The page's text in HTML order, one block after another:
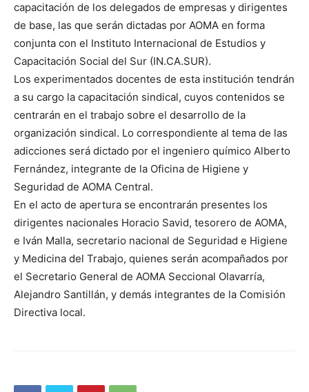
capacitación de los delegados de empresas y dirigentes
de base, las que serán dictadas por AOMA en forma
conjunta con el Instituto Internacional de Estudios y
Capacitación Social del Sur (IN.CA.SUR).
Los experimentados docentes de esta institución tendrán
a su cargo la capacitación sindical, cuyos contenidos se
centrarán en el trabajo sobre el desarrollo de la
organización sindical. Lo correspondiente al tema de las
adicciones será dictado por el ingeniero químico Alberto
Fernández, integrante de la Oficina de Higiene y
Seguridad de AOMA Central.
En el acto de apertura se encontrarán presentes los
dirigentes nacionales Horacio Savid, tesorero de AOMA,
e Iván Malla, secretario nacional de Seguridad e Higiene
y Medicina del Trabajo, quienes serán acompañados por
el Secretario General de AOMA Seccional Olavarría,
Alejandro Santillán, y demás integrantes de la Comisión
Directiva local.